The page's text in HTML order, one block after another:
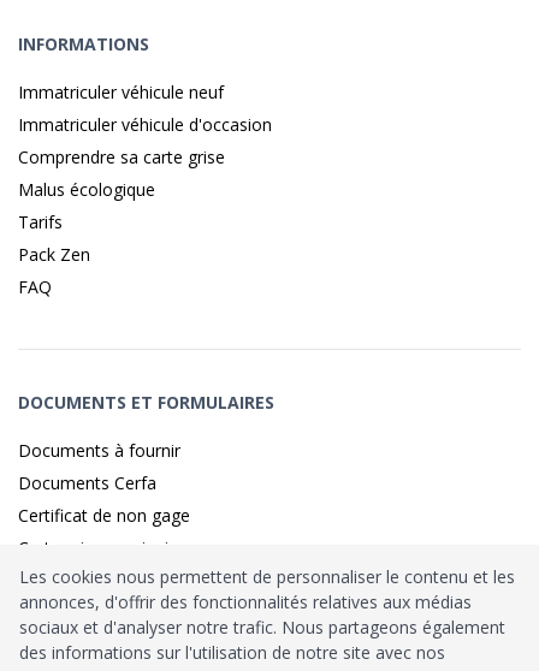
INFORMATIONS
Immatriculer véhicule neuf
Immatriculer véhicule d'occasion
Comprendre sa carte grise
Malus écologique
Tarifs
Pack Zen
FAQ
DOCUMENTS ET FORMULAIRES
Documents à fournir
Documents Cerfa
Certificat de non gage
Carte grise provisoire
Identité sécurisé parFranceConnect
Les cookies nous permettent de personnaliser le contenu et les
annonces, d'offrir des fonctionnalités relatives aux médias
sociaux et d'analyser notre trafic. Nous partageons également
des informations sur l'utilisation de notre site avec nos